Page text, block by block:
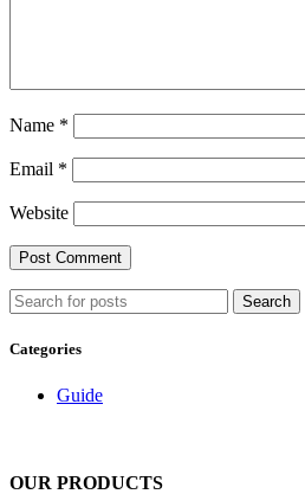
Name *
Email *
Website
Search
Categories
Guide
OUR PRODUCTS